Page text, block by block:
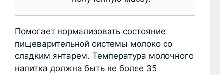
Помогает нормализовать состояние
пищеварительной системы молоко со
сладким янтарем. Температура молочного
напитка должна быть не более 35